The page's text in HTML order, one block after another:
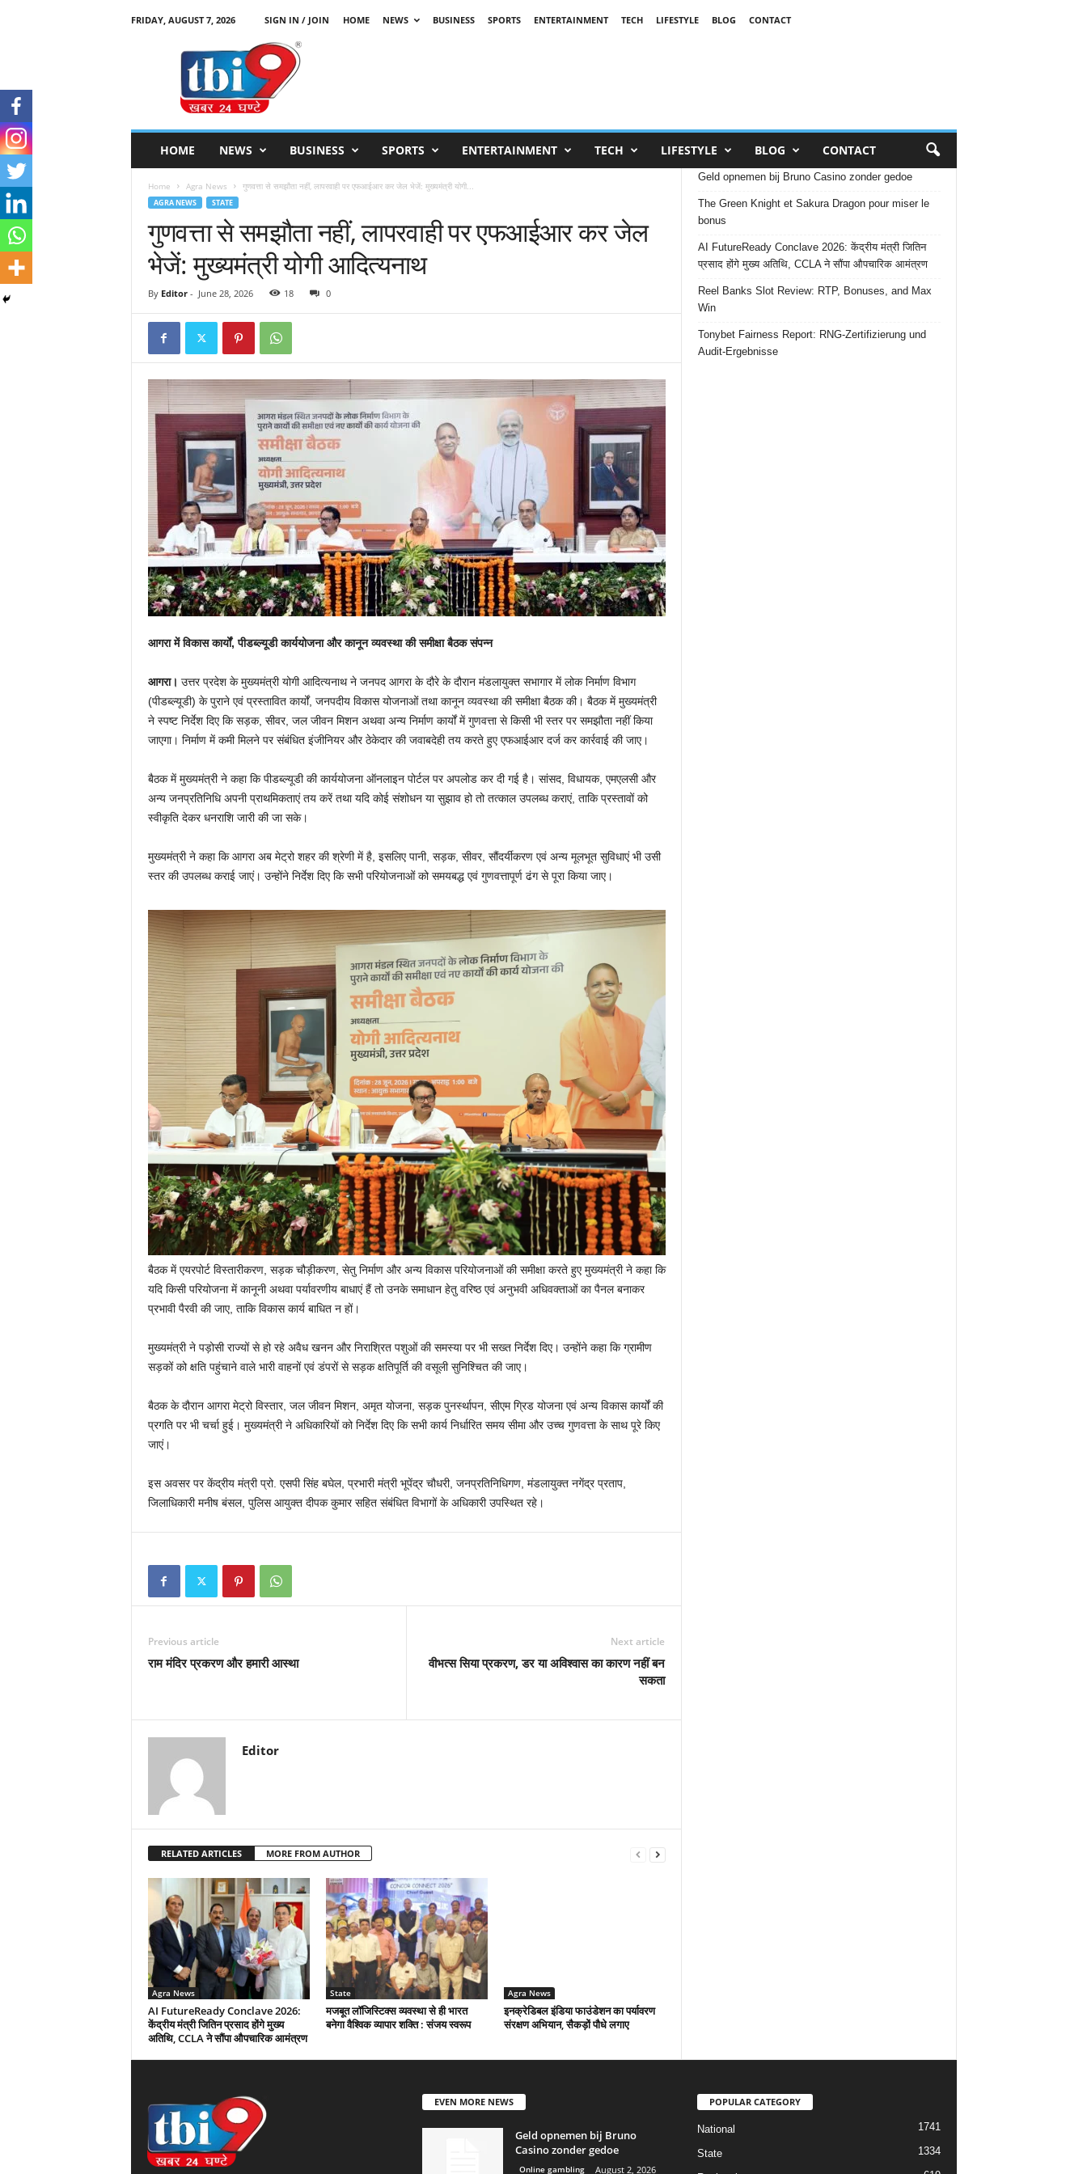
FRIDAY, AUGUST 7, 2026 SIGN IN / JOIN HOME NEWS BUSINESS SPORTS ENTERTAINMENT TECH LIFESTYLE BLOG
CONTACT
HOME NEWS BUSINESS SPORTS ENTERTAINMENT TECH LIFESTYLE BLOG CONTACT
Home Agra News गुणवत्ता से समझौता नहीं, लापरवाही पर एफआईआर कर जेल भेजें: मुख्यमंत्री योगी...
AGRA NEWS STATE
गुणवत्ता से समझौता नहीं, लापरवाही पर एफआईआर कर जेल
भेजें: मुख्यमंत्री योगी आदित्यनाथ
By Editor- June 28, 2026 18 0
आगरा में विकास कार्यों, पीडब्ल्यूडी कार्ययोजना और कानून व्यवस्था की समीक्षा बैठक संपन्न
आगरा। उत्तर प्रदेश के मुख्यमंत्री योगी आदित्यनाथ ने जनपद आगरा के दौरे के दौरान मंडलायुक्त सभागार में लोक निर्माण विभाग
(पीडब्ल्यूडी) के पुराने एवं प्रस्तावित कार्यों, जनपदीय विकास योजनाओं तथा कानून व्यवस्था की समीक्षा बैठक की। बैठक में मुख्यमंत्री
ने स्पष्ट निर्देश दिए कि सड़क, सीवर, जल जीवन मिशन अथवा अन्य निर्माण कार्यों में गुणवत्ता से किसी भी स्तर पर समझौता नहीं किया
जाएगा। निर्माण में कमी मिलने पर संबंधित इंजीनियर और ठेकेदार की जवाबदेही तय करते हुए एफआईआर दर्ज कर कार्रवाई की जाए।
बैठक में मुख्यमंत्री ने कहा कि पीडब्ल्यूडी की कार्ययोजना ऑनलाइन पोर्टल पर अपलोड कर दी गई है। सांसद, विधायक, एमएलसी और
अन्य जनप्रतिनिधि अपनी प्राथमिकताएं तय करें तथा यदि कोई संशोधन या सुझाव हो तो तत्काल उपलब्ध कराएं, ताकि प्रस्तावों को
स्वीकृति देकर धनराशि जारी की जा सके।
मुख्यमंत्री ने कहा कि आगरा अब मेट्रो शहर की श्रेणी में है, इसलिए पानी, सड़क, सीवर, सौंदर्यीकरण एवं अन्य मूलभूत सुविधाएं भी उसी
स्तर की उपलब्ध कराई जाएं। उन्होंने निर्देश दिए कि सभी परियोजनाओं को समयबद्ध एवं गुणवत्तापूर्ण ढंग से पूरा किया जाए।
बैठक में एयरपोर्ट विस्तारीकरण, सड़क चौड़ीकरण, सेतु निर्माण और अन्य विकास परियोजनाओं की समीक्षा करते हुए मुख्यमंत्री ने कहा कि
यदि किसी परियोजना में कानूनी अथवा पर्यावरणीय बाधाएं हैं तो उनके समाधान हेतु वरिष्ठ एवं अनुभवी अधिवक्ताओं का पैनल बनाकर
प्रभावी पैरवी की जाए, ताकि विकास कार्य बाधित न हों।
मुख्यमंत्री ने पड़ोसी राज्यों से हो रहे अवैध खनन और निराश्रित पशुओं की समस्या पर भी सख्त निर्देश दिए। उन्होंने कहा कि ग्रामीण
सड़कों को क्षति पहुंचाने वाले भारी वाहनों एवं डंपरों से सड़क क्षतिपूर्ति की वसूली सुनिश्चित की जाए।
बैठक के दौरान आगरा मेट्रो विस्तार, जल जीवन मिशन, अमृत योजना, सड़क पुनर्स्थापन, सीएम ग्रिड योजना एवं अन्य विकास कार्यों की
प्रगति पर भी चर्चा हुई। मुख्यमंत्री ने अधिकारियों को निर्देश दिए कि सभी कार्य निर्धारित समय सीमा और उच्च गुणवत्ता के साथ पूरे किए
जाएं।
इस अवसर पर केंद्रीय मंत्री प्रो. एसपी सिंह बघेल, प्रभारी मंत्री भूपेंद्र चौधरी, जनप्रतिनिधिगण, मंडलायुक्त नगेंद्र प्रताप,
जिलाधिकारी मनीष बंसल, पुलिस आयुक्त दीपक कुमार सहित संबंधित विभागों के अधिकारी उपस्थित रहे।
Previous article
राम मंदिर प्रकरण और हमारी आस्था
Next article
वीभत्स सिया प्रकरण, डर या अविश्वास का कारण नहीं बन
सकता
Editor
RELATED ARTICLES MORE FROM AUTHOR
Agra News
AI FutureReady Conclave 2026:
केंद्रीय मंत्री जितिन प्रसाद होंगे मुख्य
अतिथि, CCLA ने सौंपा औपचारिक आमंत्रण
State
मजबूत लॉजिस्टिक्स व्यवस्था से ही भारत
बनेगा वैश्विक व्यापार शक्ति : संजय स्वरूप
Agra News
इनक्रेडिबल इंडिया फाउंडेशन का पर्यावरण
संरक्षण अभियान, सैकड़ों पौधे लगाए
Geld opnemen bij Bruno Casino zonder gedoe
The Green Knight et Sakura Dragon pour miser le
bonus
AI FutureReady Conclave 2026: केंद्रीय मंत्री जितिन
प्रसाद होंगे मुख्य अतिथि, CCLA ने सौंपा औपचारिक आमंत्रण
Reel Banks Slot Review: RTP, Bonuses, and Max
Win
Tonybet Fairness Report: RNG-Zertifizierung und
Audit-Ergebnisse
EVEN MORE NEWS
Geld opnemen bij Bruno
Casino zonder gedoe
Online gambling August 2, 2026
POPULAR CATEGORY
National 1741
State 1334